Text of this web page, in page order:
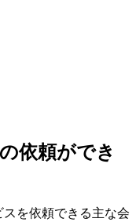
依頼ができ
を依頼できる主な会